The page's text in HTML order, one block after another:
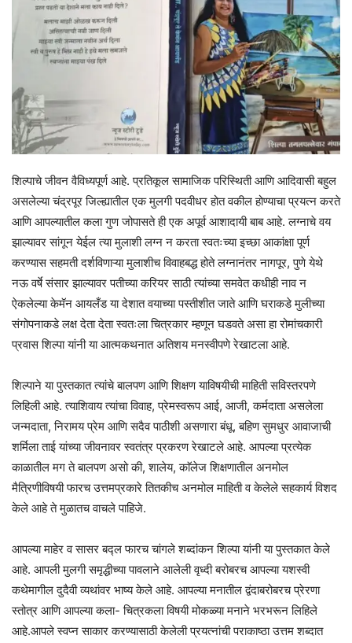
शिल्पाचे जीवन वैविध्यपूर्ण आहे. प्रतिकूल सामाजिक परिस्थिती आणि आदिवासी बहुल
असलेल्या चंद्रपूर जिल्ह्यातील एक मुलगी पदवीधर होत वकील होण्याचा प्रयत्न करते
आणि आपल्यातील कला गुण जोपासते ही एक अपूर्व आशादायी बाब आहे. लग्नाचे वय
झाल्यावर सांगून येईल त्या मुलाशी लग्न न करता स्वतःच्या इच्छा आकांक्षा पूर्ण
करण्यास सहमती दर्शविणाऱ्या मुलाशीच विवाहबद्ध होते लग्नानंतर नागपूर, पुणे येथे
नऊ वर्षे संसार झाल्यावर पतीच्या करियर साठी त्यांच्या समवेत कधीही नाव न
ऐकलेल्या केमॅन आयलँड या देशात वयाच्या पस्तीशीत जाते आणि घराकडे मुलीच्या
संगोपनाकडे लक्ष देता देता स्वतःला चित्रकार म्हणून घडवते असा हा रोमांचकारी
प्रवास शिल्पा यांनी या आत्मकथनात अतिशय मनस्वीपणे रेखाटला आहे.
शिल्पाने या पुस्तकात त्यांचे बालपण आणि शिक्षण याविषयीची माहिती सविस्तरपणे
लिहिली आहे. त्याशिवाय त्यांचा विवाह, प्रेमस्वरूप आई, आजी, कर्मदाता असलेला
जन्मदाता, निरामय प्रेम आणि सदैव पाठीशी असणारा बंधू, बहिण सुमधुर आवाजाची
शर्मिला ताई यांच्या जीवनावर स्वतंत्र प्रकरण रेखाटले आहे. आपल्या प्रत्येक
काळातील मग ते बालपण असो की, शालेय, काॅलेज शिक्षणातील अनमोल
मैत्रिणीविषयी फारच उत्तमप्रकारे तितकीच अनमोल माहिती व केलेले सहकार्य विशद
केले आहे ते मुळातच वाचले पाहिजे.
आपल्या माहेर व सासर बद्ल फारच चांगले शब्दांकन शिल्पा यांनी या पुस्तकात केले
आहे. आपली मुलगी समृद्धीच्या पावलाने आलेली वृध्दी बरोबरच आपल्या यशस्वी
कथेमागील दुदैवी व्यथांवर भाष्य केले आहे. आपल्या मनातील द्वंदाबरोबरच प्रेरणा
स्तोत्र आणि आपल्या कला- चित्रकला विषयी मोकळ्या मनाने भरभरून लिहिले
आहे.आपले स्वप्न साकार करण्यासाठी केलेली प्रयत्नांची पराकाष्ठा उत्तम शब्दात